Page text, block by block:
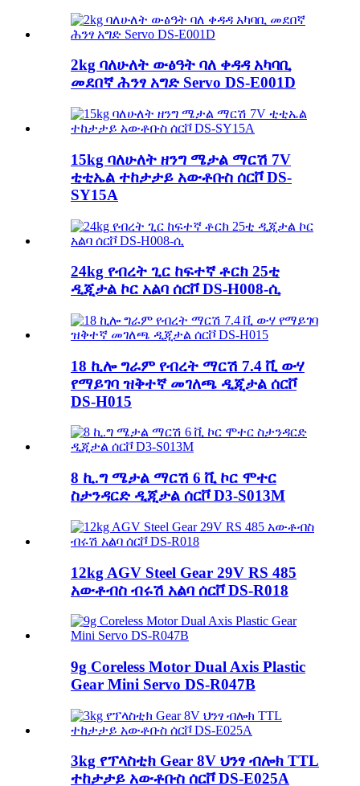
2kg ባለሁለት ውፅዓት ባለ ቀዳዳ አካባቢ
መደበኛ ሕንፃ አግድ Servo DS-E001D
15kg ባለሁለት ዘንግ ሜታል ማርሽ 7V
ቲቲኤል ተከታታይ አውቶቡስ ሰርቮ DS-
SY15A
24kg የብረት ጊር ከፍተኛ ቶርክ 25ቲ
ዲጂታል ኮር አልባ ሰርቮ DS-H008-ሲ
18 ኪሎ ግራም የብረት ማርሽ 7.4 ቪ ውሃ
የማይገባ ዝቅተኛ መገለጫ ዲጂታል ሰርቮ
DS-H015
8 ኪ.ግ ሜታል ማርሽ 6 ቪ ኮር ሞተር
ስታንዳርድ ዲጂታል ሰርቮ D3-S013M
12kg AGV Steel Gear 29V RS 485
አውቶብስ ብሩሽ አልባ ሰርቮ DS-R018
9g Coreless Motor Dual Axis Plastic
Gear Mini Servo DS-R047B
3kg የፕላስቲክ Gear 8V ህንፃ ብሎክ TTL
ተከታታይ አውቶቡስ ሰርቮ DS-E025A